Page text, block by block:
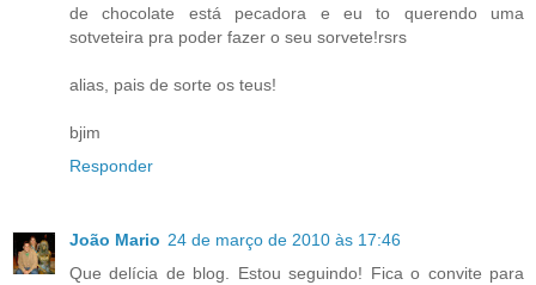
de chocolate está pecadora e eu to querendo uma
sotveteira pra poder fazer o seu sorvete!rsrs
alias, pais de sorte os teus!
bjim
Responder
João Mario 24 de março de 2010 às 17:46
Que delícia de blog. Estou seguindo! Fica o convite para